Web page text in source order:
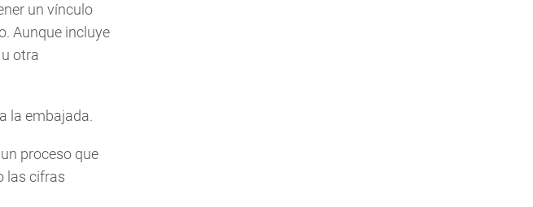
un vínculo
Aunque incluye
otra
la embajada.
proceso que
las cifras